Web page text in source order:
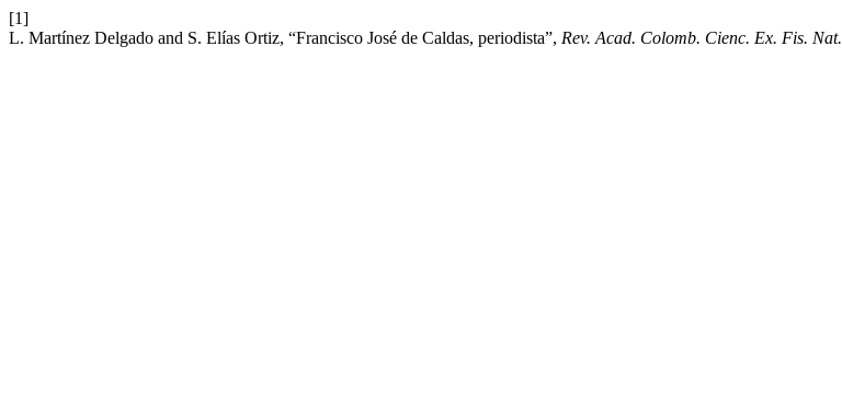
[1]
L. Martínez Delgado and S. Elías Ortiz, “Francisco José de Caldas, periodista”, Rev. Acad. Colomb. Cienc. Ex. Fis. Nat.